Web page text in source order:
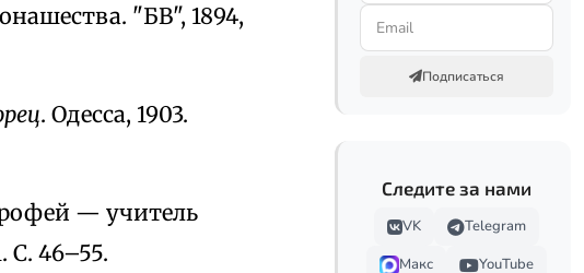
"БВ", 1894,
. Одесса, 1903.
— учитель
46–55.
Подписаться
Следите за нами
VK
Telegram
Макс
YouTube